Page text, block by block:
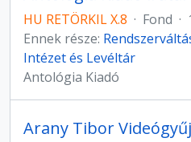
HU RETÖRKIL X.8 · Fond ·
Ennek része:
Intézet és Levéltár
Antológia Kiadó
Arany Tibor